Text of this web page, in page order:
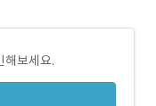
해보세요.